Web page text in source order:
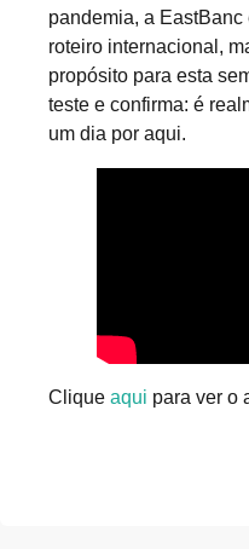
pandemia, a
roteiro internacional,
propósito para esta
teste e confirma: é
um dia por aqui.
Clique aqui para ver o